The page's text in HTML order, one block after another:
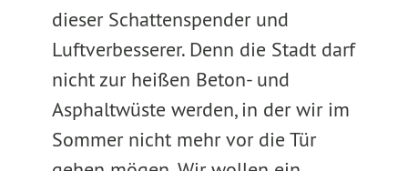
dieser Schattenspender und
Luftverbesserer. Denn die Stadt darf
nicht zur heißen Beton- und
Asphaltwüste werden, in der wir im
Sommer nicht mehr vor die Tür